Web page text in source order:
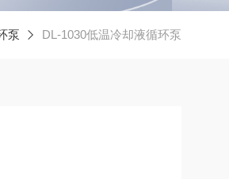
泵 DL-1030低温冷却液循环泵